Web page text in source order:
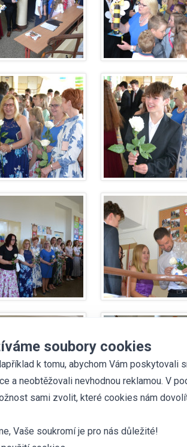
soubory cookies
k tomu, abychom Vám poskytovali
a neobtěžovali nevhodnou reklamou. V
sami zvolit, které cookies nám
Vaše soukromí je pro nás důležité!